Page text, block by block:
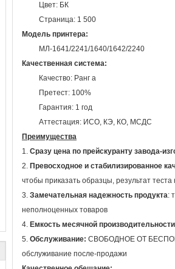
Цвет: БК
Страница: 1 500
Модель принтера:
МЛ-1641/2241/1640/1642/2240
Качественная система:
Качество: Ранг а
Претест: 100%
Гарантия: 1 год
Аттестация: ИСО, КЭ, КО, МСДС
Преимущества
1. Сразу цена по прейскуранту завода-
2. Превосходное и стабилизированное
чтобы приказать образцы, результат
3. Замечательная надежность продукта:
неполноценных товаров
4. Емкость месячной производительности
5. Обслуживание: СВОБОДНОЕ ОТ
обслуживание после-продажи